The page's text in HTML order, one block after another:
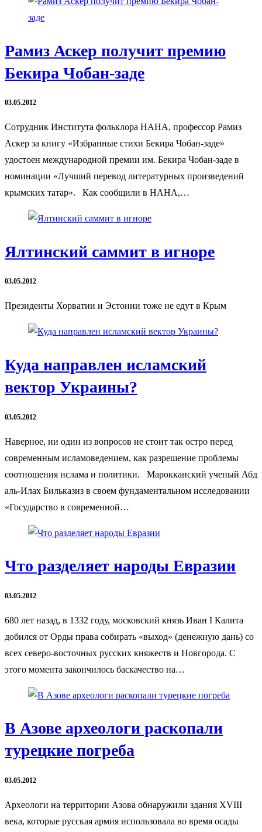
Рамиз Аскер получит премию
Бекира Чобан-заде
03.05.2012
Сотрудник Института фольклора НАНА, профессор Рамиз
Аскер за книгу «Избранные стихи Бекира Чобан-заде»
удостоен международной премии им. Бекира Чобан-заде в
номинации «Лучший перевод литературных произведений
крымских татар». Как сообщили в НАНА,…
Ялтинский саммит в игноре
03.05.2012
Президенты Хорватии и Эстонии тоже не едут в Крым
Куда направлен исламский
вектор Украины?
03.05.2012
Наверное, ни один из вопросов не стоит так остро перед
современным исламоведением, как разрешение проблемы
соотношения ислама и политики. Марокканский ученый Абд
аль-Илах Бильказиз в своем фундаментальном исследовании
«Государство в современной…
Что разделяет народы Евразии
03.05.2012
680 лет назад, в 1332 году, московский князь Иван I Калита
добился от Орды права собирать «выход» (денежную дань) со
всех северо-восточных русских княжеств и Новгорода. С
этого момента закончилось баскачество на…
В Азове археологи раскопали
турецкие погреба
03.05.2012
Археологи на территории Азова обнаружили здания XVIII
века, которые русская армия использовала во время осады